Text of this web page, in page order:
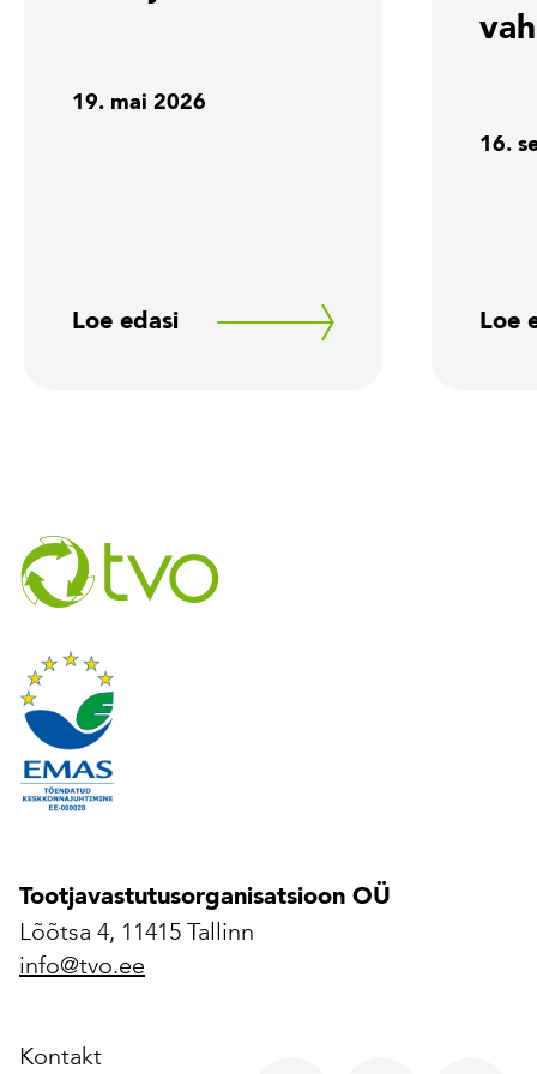
19. mai 2026
Loe edasi
16.
Loe
Tootjavastutusorganisatsioon OÜ
Lõõtsa 4, 11415 Tallinn
info@tvo.ee
Kontakt